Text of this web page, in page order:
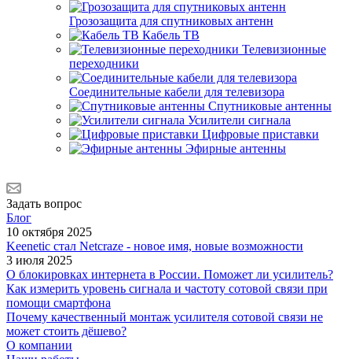
Грозозащита для спутниковых антенн
Кабель ТВ
Телевизионные
переходники
Соединительные кабели для телевизора
Спутниковые антенны
Усилители сигнала
Цифровые приставки
Эфирные антенны
Задать вопрос
Блог
10 октября 2025
Keenetic стал Netcraze - новое имя, новые возможности
3 июля 2025
О блокировках интернета в России. Поможет ли усилитель?
Как измерить уровень сигнала и частоту сотовой связи при
помощи смартфона
Почему качественный монтаж усилителя сотовой связи не
может стоить дёшево?
О компании